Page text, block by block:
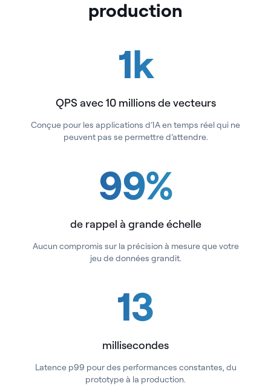
production
1k
QPS avec 10 millions de vecteurs
Conçue pour les applications d’IA en temps réel qui ne
peuvent pas se permettre d’attendre.
99%
de rappel à grande échelle
Aucun compromis sur la précision à mesure que votre
jeu de données grandit.
13
millisecondes
Latence p99 pour des performances constantes, du
prototype à la production.